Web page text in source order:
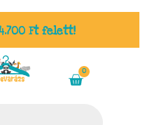
Ft felett!
0